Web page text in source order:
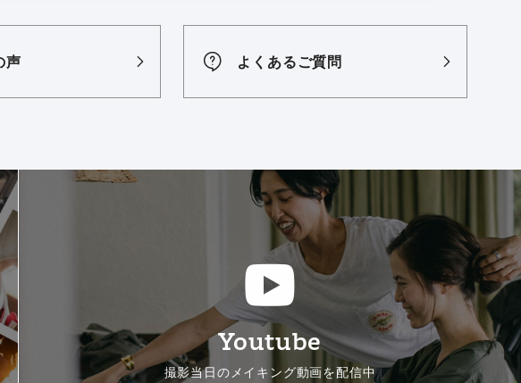
声 よくあるご質問
Youtube
撮影当日のメイキング動画を配信中